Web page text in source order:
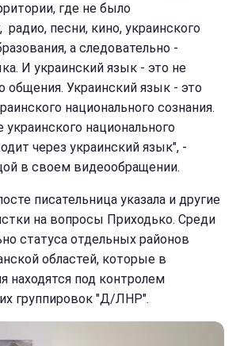
где не было
радио, песни, кино, украинского
а следовательно -
И украинский язык - это не
общения. Украинский язык - это
национального сознания.
национального
через украинский язык", -
в своем видеообращении.
писательница указала и другие
на вопросы Приходько. Среди
статуса отдельных районов
областей, которые в
находятся под контролем
группировок "Д/ЛНР".